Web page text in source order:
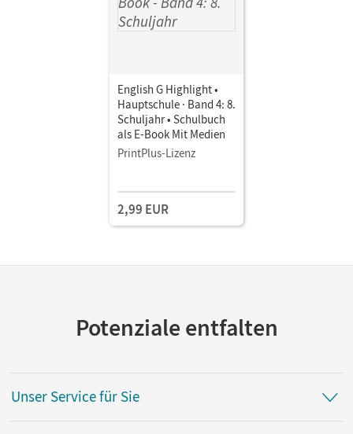
English G Highlight •
Hauptschule · Band 4: 8.
Schuljahr • Schulbuch
als E-Book Mit Medien
PrintPlus-Lizenz
2,99 EUR
Potenziale entfalten
Unser Service für Sie